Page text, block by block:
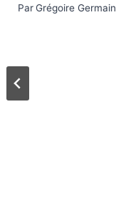
ParGrégoire Germain